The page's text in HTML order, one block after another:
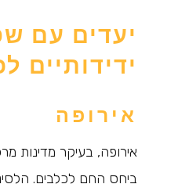
יעדים עם
ידידותיים
אירופה
אירופה, בעיקר מדינות
ביחס החם לכלבים.